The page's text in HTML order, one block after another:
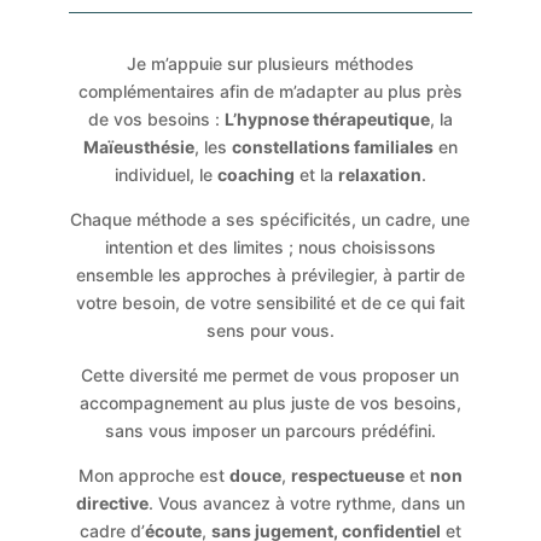
Je m’appuie sur plusieurs méthodes
complémentaires afin de m’adapter au plus près
de vos besoins : L’hypnose thérapeutique, la
Maïeusthésie, les constellations familialesen
individuel, le coaching et la relaxation.
Chaque méthode a ses spécificités, un cadre, une
intention et des limites ; nous choisissons
ensemble les approches à prévilegier, à partir de
votre besoin, de votre sensibilité et de ce qui fait
sens pour vous.
Cette diversité me permet de vous proposer un
accompagnement au plus juste de vos besoins,
sans vous imposer un parcours prédéfini.
Mon approche est douce, respectueuseet non
directive. Vous avancez à votre rythme, dans un
cadre d’écoute, sans jugement, confidentiel et